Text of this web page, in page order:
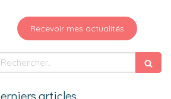
Recevoir mes actualités
articles